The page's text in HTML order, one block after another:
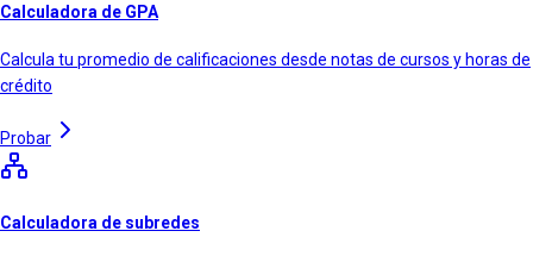
Calculadora de GPA
Calcula tu promedio de calificaciones desde notas de cursos y horas de
crédito
Probar
Calculadora de subredes